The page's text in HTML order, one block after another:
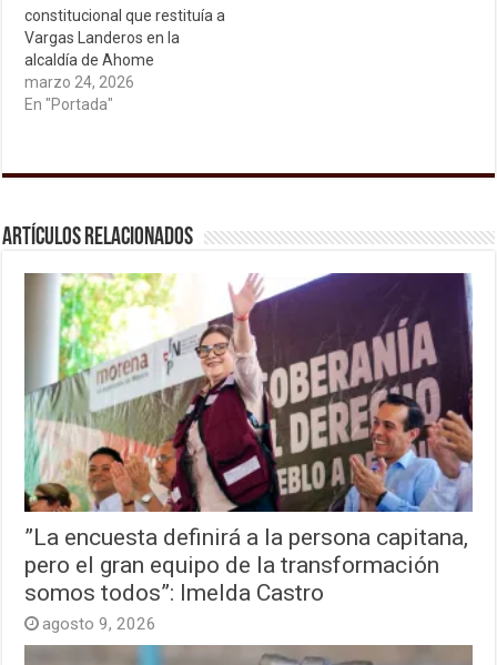
constitucional que restituía a
Vargas Landeros en la
alcaldía de Ahome
marzo 24, 2026
En "Portada"
Artículos relacionados
”La encuesta definirá a la persona capitana,
pero el gran equipo de la transformación
somos todos”: Imelda Castro
agosto 9, 2026